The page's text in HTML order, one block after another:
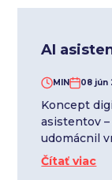
AI
MIN 08 jún
Koncept
asistentov
udomácnil
Čítať viac